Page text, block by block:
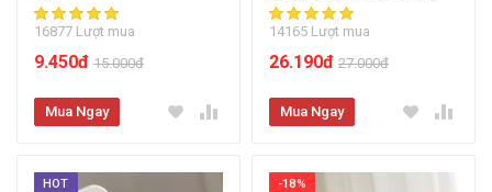
16877 Lượt mua
9.450đ 15.000đ
Mua Ngay
14165 Lượt mua
26.190đ 27.000đ
Mua Ngay
HOT -18%